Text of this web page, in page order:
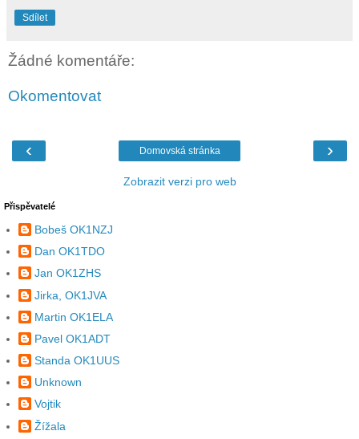
Sdílet
Žádné komentáře:
Okomentovat
‹ ›
Domovská stránka
Zobrazit verzi pro web
Přispěvatelé
Bobeš OK1NZJ
Dan OK1TDO
Jan OK1ZHS
Jirka, OK1JVA
Martin OK1ELA
Pavel OK1ADT
Standa OK1UUS
Unknown
Vojtik
Žížala